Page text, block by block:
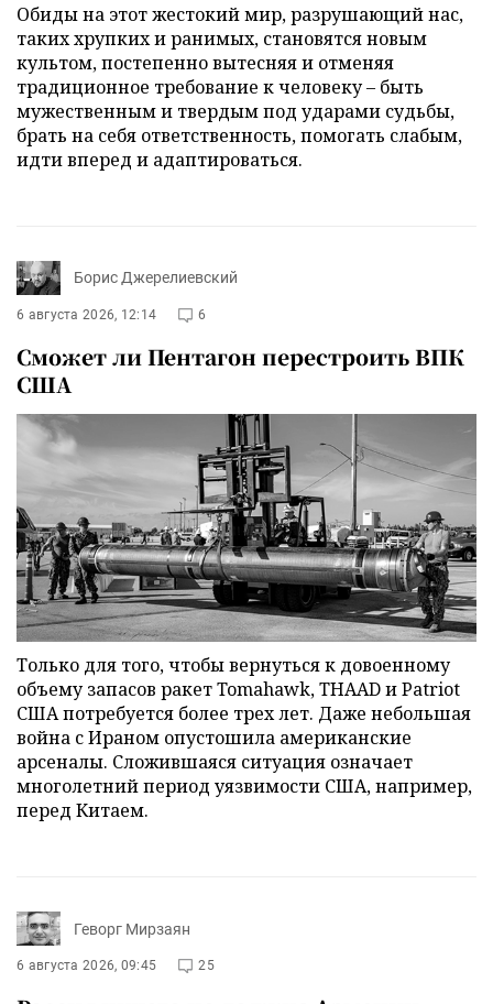
Обиды на этот жестокий мир, разрушающий нас,
таких хрупких и ранимых, становятся новым
культом, постепенно вытесняя и отменяя
традиционное требование к человеку – быть
мужественным и твердым под ударами судьбы,
брать на себя ответственность, помогать слабым,
идти вперед и адаптироваться.
Борис Джерелиевский
6 августа 2026, 12:14 6
Сможет ли Пентагон перестроить ВПК
США
Только для того, чтобы вернуться к довоенному
объему запасов ракет Tomahawk, THAAD и Patriot
США потребуется более трех лет. Даже небольшая
война с Ираном опустошила американские
арсеналы. Сложившаяся ситуация означает
многолетний период уязвимости США, например,
перед Китаем.
Геворг Мирзаян
6 августа 2026, 09:45 25